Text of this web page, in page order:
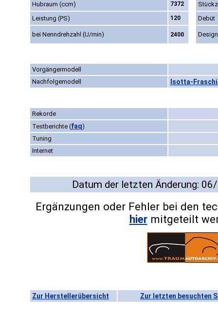
Hubraum (ccm)
7372
Leistung (PS)
120 Debüt
bei Nenndrehzahl (U/min) 2400 Design
Vorgängermodell
Nachfolgemodell
Isotta-
Rekorde
Testberichte (faq)
Tuning
Internet
Datum der letzten Änderung:
Ergänzungen oder Fehler bei den
hiermitgeteilt
Zur Herstellerübersicht Zur letzten besuchten